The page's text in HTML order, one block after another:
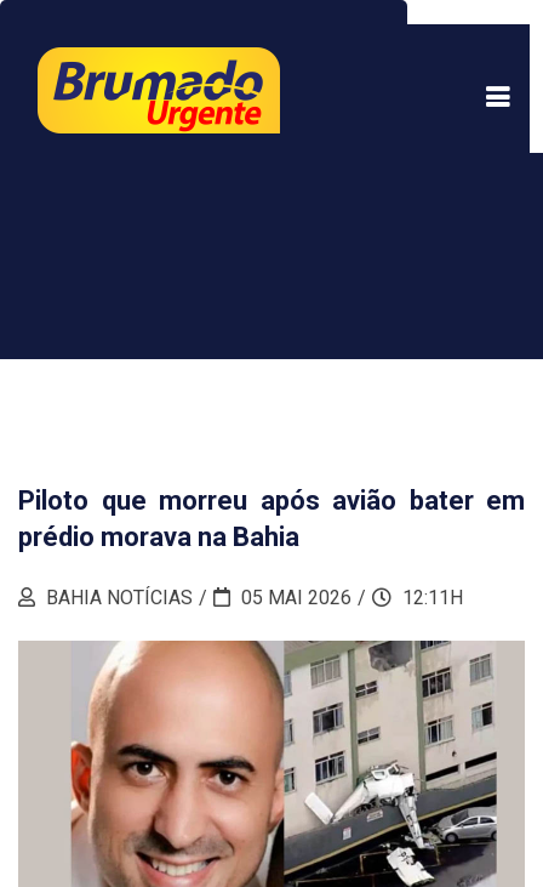
experiência. Ao continuar a navegar, você está
de acordo com isso.Saber mais.
Piloto que morreu após avião bater em
prédio morava na Bahia
BAHIA NOTÍCIAS 05 MAI 2026 12:11H